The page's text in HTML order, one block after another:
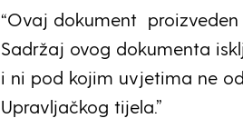
“Ovaj dokument proizveden
Sadržaj ovog dokumenta
i ni pod kojim uvjetima ne
Upravljačkog tijela.”